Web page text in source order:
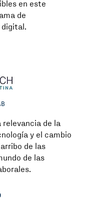
en este
de
relevancia de la
y el cambio
de las
de las